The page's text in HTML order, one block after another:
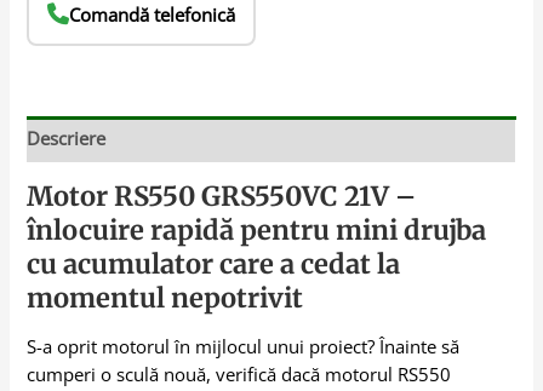
Comandă telefonică
Descriere
Motor RS550 GRS550VC 21V –
înlocuire rapidă pentru mini drujba
cu acumulator care a cedat la
momentul nepotrivit
S-a oprit motorul în mijlocul unui proiect? Înainte să
cumperi o sculă nouă, verifică dacă motorul RS550